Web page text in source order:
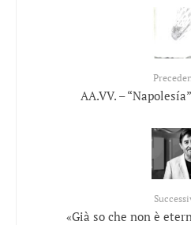
AA.VV. –
«Già so che non è